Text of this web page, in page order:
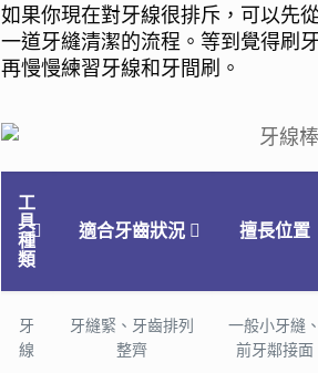
如果你現在對牙線很排斥，可以先
一道牙縫清潔的流程。等到覺得刷
再慢慢練習牙線和牙間刷。
工
具
種
類
適合牙齒狀況 擅長位置
牙
線
牙縫緊、牙齒排列
整齊
一般小牙縫
前牙鄰接面